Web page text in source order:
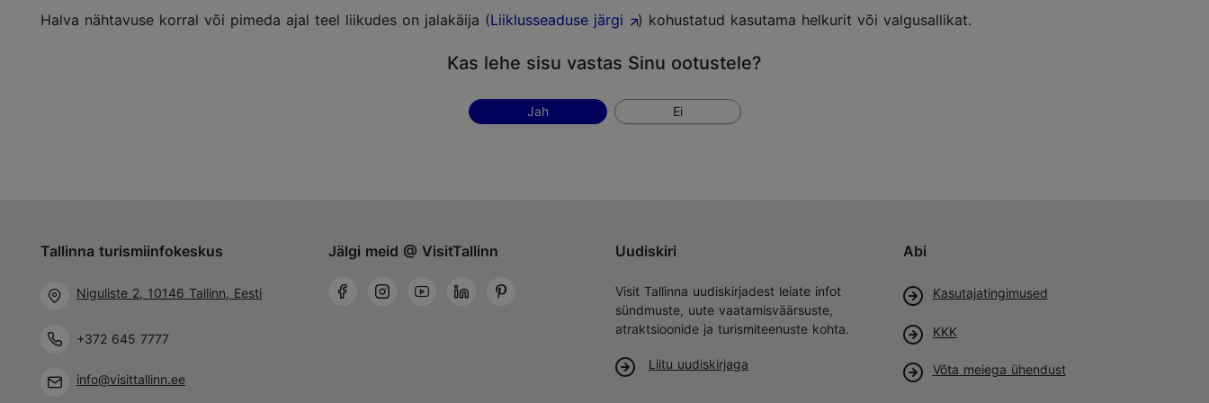
Halva nähtavuse korral või pimeda ajal teel liikudes on jalakäija (Liiklusseaduse järgi ) kohustatud kasutama helkurit või valgusallikat.
Kas lehe sisu vastas Sinu ootustele?
Jah Ei
Tallinna turismiinfokeskus
Niguliste 2, 10146 Tallinn, Eesti
+372 645 7777
info@visittallinn.ee
Jälgi meid @ VisitTallinn Uudiskiri
Visit Tallinna uudiskirjadest leiate infot
sündmuste, uute vaatamisväärsuste,
atraktsioonide ja turismiteenuste kohta.
Liitu uudiskirjaga
Abi
Kasutajatingimused
KKK
Võta meiega ühendust